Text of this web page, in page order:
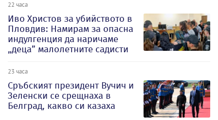
22 часа
Иво Христов за убийството в
Пловдив: Намирам за опасна
индулгенция да наричаме
„деца” малолетните садисти
23 часа
Сръбският президент Вучич и
Зеленски се срещнаха в
Белград, какво си казаха